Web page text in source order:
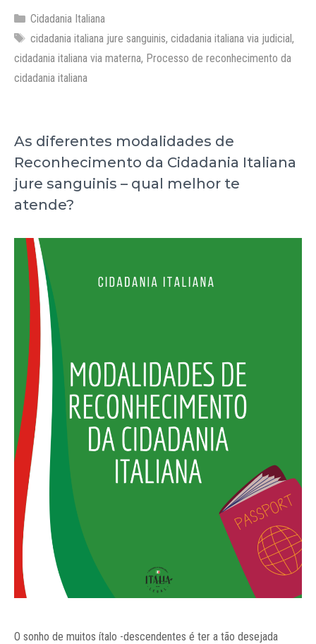
Categorias
Cidadania Italiana
Tags
cidadania italiana jure sanguinis, cidadania italiana via judicial,
cidadania italiana via materna, Processo de reconhecimento da
cidadania italiana
As diferentes modalidades de
Reconhecimento da Cidadania Italiana
jure sanguinis – qual melhor te
atende?
O sonho de muitos ítalo -descendentes é ter a tão desejada